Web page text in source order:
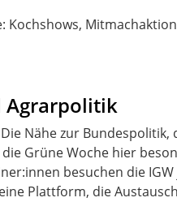
Agrarpolitik
Nähe zur
Grüne Woche hier
besuchen die
Plattform, die